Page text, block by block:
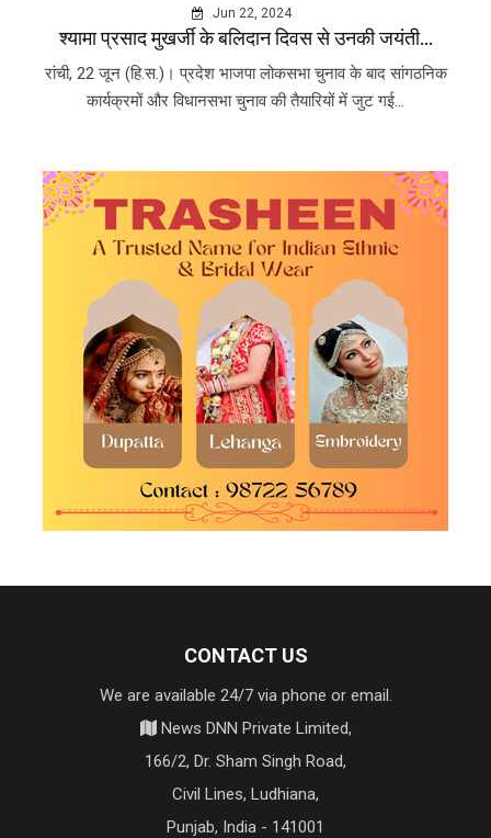
Jun 22, 2024
श्यामा प्रसाद मुखर्जी के बलिदान दिवस से उनकी जयंती...
रांची, 22 जून (हि.स.)। प्रदेश भाजपा लोकसभा चुनाव के बाद सांगठनिक
कार्यक्रमों और विधानसभा चुनाव की तैयारियों में जुट गई...
CONTACT US
We are available 24/7 via phone or email.
News DNN Private Limited,
166/2, Dr. Sham Singh Road,
Civil Lines, Ludhiana,
Punjab, India - 141001